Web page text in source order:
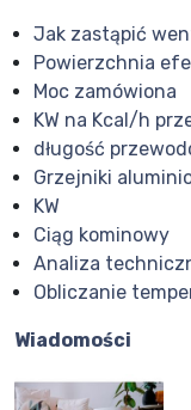
Jak zastąpić
Powierzchnia
Moc zamówiona
KW na Kcal/h
długość
Grzejniki
KW
Ciąg kominowy
Analiza
Obliczanie
Wiadomości